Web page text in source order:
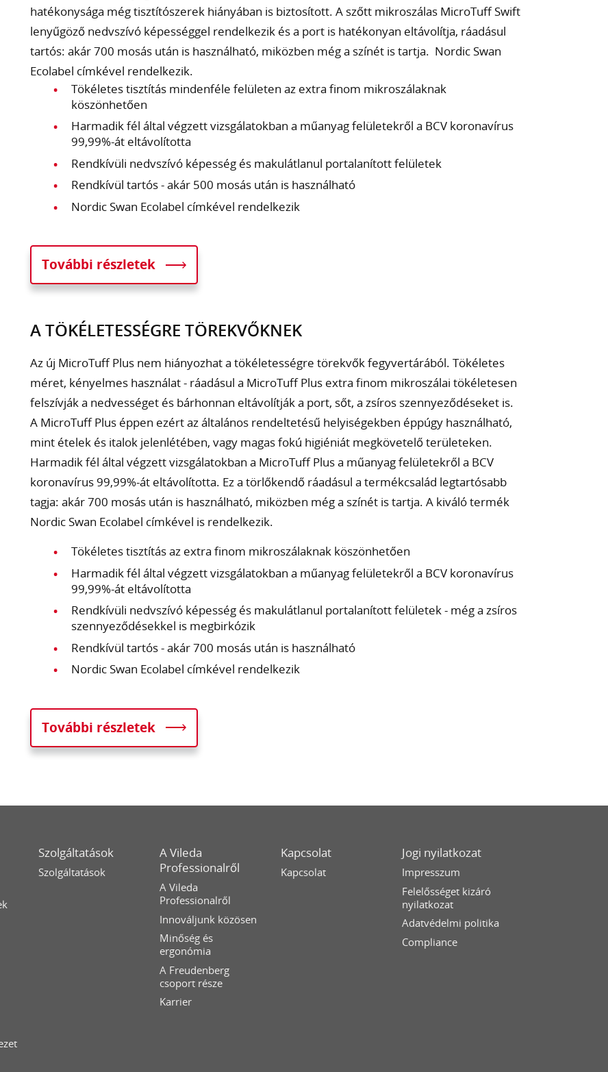
hatékonysága még tisztítószerek hiányában is biztosított. A szőtt mikroszálas MicroTuff Swift
lenyűgöző nedvszívó képességgel rendelkezik és a port is hatékonyan eltávolítja, ráadásul
tartós: akár 700 mosás után is használható, miközben még a színét is tartja. Nordic Swan
Ecolabel címkével rendelkezik.
Tökéletes tisztítás mindenféle felületen az extra finom mikroszálaknak
köszönhetően
Harmadik fél által végzett vizsgálatokban a műanyag felületekről a BCV koronavírus
99,99%-át eltávolította
Rendkívüli nedvszívó képesség és makulátlanul portalanított felületek
Rendkívül tartós - akár 500 mosás után is használható
Nordic Swan Ecolabel címkével rendelkezik
További részletek
A TÖKÉLETESSÉGRE TÖREKVŐKNEK
Az új MicroTuff Plus nem hiányozhat a tökéletességre törekvők fegyvertárából. Tökéletes
méret, kényelmes használat - ráadásul a MicroTuff Plus extra finom mikroszálai tökéletesen
felszívják a nedvességet és bárhonnan eltávolítják a port, sőt, a zsíros szennyeződéseket is.
A MicroTuff Plus éppen ezért az általános rendeltetésű helyiségekben éppúgy használható,
mint ételek és italok jelenlétében, vagy magas fokú higiéniát megkövetelő területeken.
Harmadik fél által végzett vizsgálatokban a MicroTuff Plus a műanyag felületekről a BCV
koronavírus 99,99%-át eltávolította. Ez a törlőkendő ráadásul a termékcsalád legtartósabb
tagja: akár 700 mosás után is használható, miközben még a színét is tartja. A kiváló termék
Nordic Swan Ecolabel címkével is rendelkezik.
Tökéletes tisztítás az extra finom mikroszálaknak köszönhetően
Harmadik fél által végzett vizsgálatokban a műanyag felületekről a BCV koronavírus
99,99%-át eltávolította
Rendkívüli nedvszívó képesség és makulátlanul portalanított felületek - még a zsíros
szennyeződésekkel is megbirkózik
Rendkívül tartós - akár 700 mosás után is használható
Nordic Swan Ecolabel címkével rendelkezik
További részletek
Szolgáltatások
Szolgáltatások
A Vileda
Professionalről
A Vileda
Professionalről
Innováljunk közösen
Minőség és
ergonómia
A Freudenberg
csoport része
Karrier
Kapcsolat
Kapcsolat
Jogi nyilatkozat
Impresszum
Felelősséget kizáró
nyilatkozat
Adatvédelmi politika
Compliance